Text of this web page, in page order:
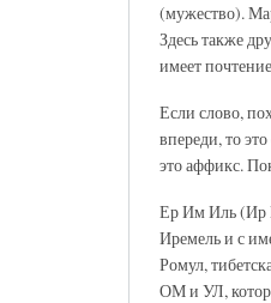
(мужество).
Здесь также
имеет
Если слово,
впереди, то
это аффикс.
Ер Им Иль (Ир
Иремель и с
Ромул,
ОМ и УЛ,